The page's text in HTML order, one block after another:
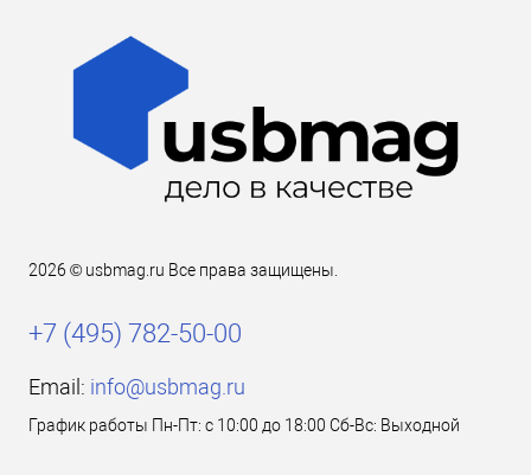
2026 © usbmag.ru Все права защищены.
+7 (495) 782-50-00
Email: info@usbmag.ru
График работы Пн-Пт: с 10:00 до 18:00 Сб-Вс: Выходной